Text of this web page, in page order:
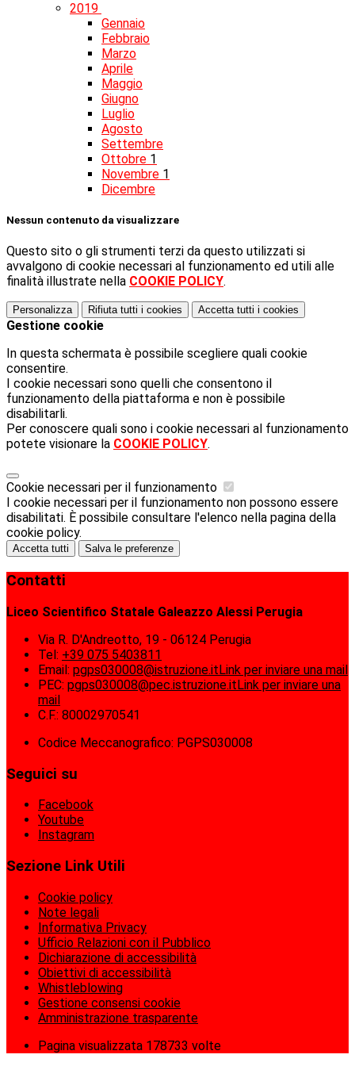
2019
Gennaio
Febbraio
Marzo
Aprile
Maggio
Giugno
Luglio
Agosto
Settembre
Ottobre 1
Novembre 1
Dicembre
Nessun contenuto da visualizzare
Questo sito o gli strumenti terzi da questo utilizzati si
avvalgono di cookie necessari al funzionamento ed utili alle
finalità illustrate nella COOKIE POLICY.
Personalizza Rifiuta tutti i cookies Accetta tutti i cookies
Gestione cookie
In questa schermata è possibile scegliere quali cookie
consentire.
I cookie necessari sono quelli che consentono il
funzionamento della piattaforma e non è possibile
disabilitarli.
Per conoscere quali sono i cookie necessari al funzionamento
potete visionare la COOKIE POLICY.
Cookie necessari per il funzionamento
I cookie necessari per il funzionamento non possono essere
disabilitati. È possibile consultare l'elenco nella pagina della
cookie policy.
Accetta tutti Salva le preferenze
Contatti
Liceo Scientifico Statale Galeazzo Alessi Perugia
Via R. D'Andreotto, 19 - 06124 Perugia
Tel: +39 075 5403811
Email: pgps030008@istruzione.itLink per inviare una mail
PEC: pgps030008@pec.istruzione.itLink per inviare una
mail
C.F.: 80002970541
Codice Meccanografico: PGPS030008
Seguici su
Facebook
Youtube
Instagram
Sezione Link Utili
Cookie policy
Note legali
Informativa Privacy
Ufficio Relazioni con il Pubblico
Dichiarazione di accessibilità
Obiettivi di accessibilità
Whistleblowing
Gestione consensi cookie
Amministrazione trasparente
Pagina visualizzata 178733 volte